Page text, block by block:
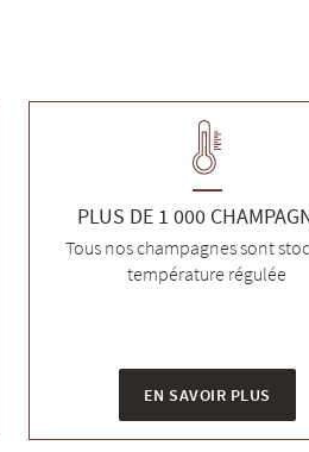
PLUS DE 1 000
Tous nos champagnes sont
température régulée
EN SAVOIR PLUS